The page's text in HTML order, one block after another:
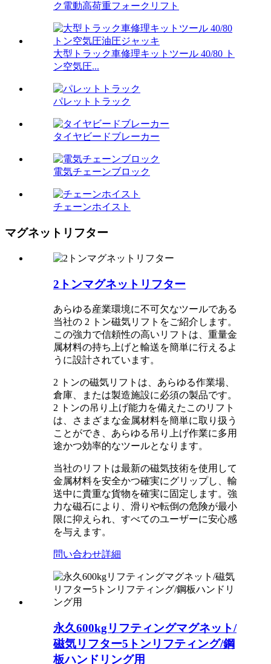
ク電動高荷重フォークリフト
大型トラック車修理キットツール 40/80 ト
ン空気圧...
パレットトラック
タイヤビードブレーカー
電気チェーンブロック
チェーンホイスト
マグネットリフター
2トンマグネットリフター
あらゆる産業環境に不可欠なツールである
当社の 2 トン磁気リフトをご紹介します。
この強力で信頼性の高いリフトは、重量金
属材料の持ち上げと輸送を簡単に行えるよ
うに設計されています。
2 トンの磁気リフトは、あらゆる作業場、
倉庫、または製造施設に必須の製品です。
2 トンの吊り上げ能力を備えたこのリフト
は、さまざまな金属材料を簡単に取り扱う
ことができ、あらゆる吊り上げ作業に多用
途かつ効率的なツールとなります。
当社のリフトは最新の磁気技術を使用して
金属材料を安全かつ確実にグリップし、輸
送中に貴重な貨物を確実に固定します。強
力な磁石により、滑りや転倒の危険が最小
限に抑えられ、すべてのユーザーに安心感
を与えます。
問い合わせ詳細
永久600kgリフティングマグネット/
磁気リフター5トンリフティング/鋼
板ハンドリング用